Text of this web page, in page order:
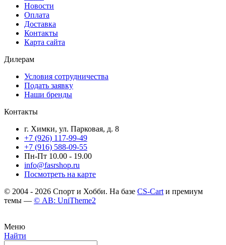
Новости
Оплата
Доставка
Контакты
Карта сайта
Дилерам
Условия сотрудничества
Подать заявку
Наши бренды
Контакты
г. Химки, ул. Парковая, д. 8
+7 (926) 117-99-49
+7 (916) 588-09-55
Пн-Пт 10.00 - 19.00
info@fasrshop.ru
Посмотреть на карте
© 2004 - 2026 Спорт и Хобби. На базе CS-Cart и премиум
темы — © AB: UniTheme2
Меню
Найти